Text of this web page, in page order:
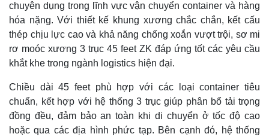
chuyên dụng trong lĩnh vực vận chuyển container và hàng
hóa nặng. Với thiết kế khung xương chắc chắn, kết cấu
thép chịu lực cao và khả năng chống xoắn vượt trội, sơ mi
rơ moóc xương 3 trục 45 feet ZK đáp ứng tốt các yêu cầu
khắt khe trong ngành logistics hiện đại.
Chiều dài 45 feet phù hợp với các loại container tiêu
chuẩn, kết hợp với hệ thống 3 trục giúp phân bổ tải trọng
đồng đều, đảm bảo an toàn khi di chuyển ở tốc độ cao
hoặc qua các địa hình phức tạp. Bên cạnh đó, hệ thống